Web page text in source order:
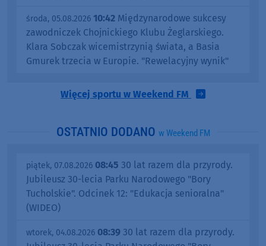
środa, 05.08.2026 10:42 Międzynarodowe sukcesy
zawodniczek Chojnickiego Klubu Żeglarskiego.
Klara Sobczak wicemistrzynią świata, a Basia
Gmurek trzecia w Europie. "Rewelacyjny wynik"
Więcej sportu w Weekend FM
OSTATNIO DODANO w Weekend FM
piątek, 07.08.2026 08:45 30 lat razem dla przyrody.
Jubileusz 30-lecia Parku Narodowego "Bory
Tucholskie". Odcinek 12: "Edukacja senioralna"
(WIDEO)
wtorek, 04.08.2026 08:39 30 lat razem dla przyrody.